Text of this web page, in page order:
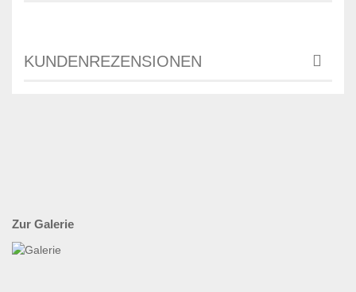
KUNDENREZENSIONEN
Zur Galerie